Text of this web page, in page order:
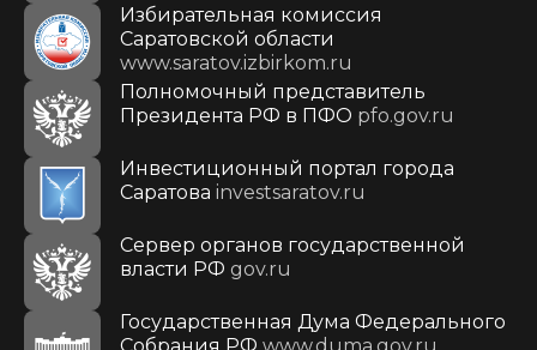
Избирательная комиссия
Саратовской области
www.saratov.izbirkom.ru
Полномочный представитель
Президента РФ в ПФО pfo.gov.ru
Инвестиционный портал города
Саратова investsaratov.ru
Сервер органов государственной
власти РФ gov.ru
Государственная Дума Федерального